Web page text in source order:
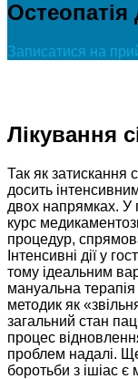
Записатися на
Лікування
Так як затискання
досить
двох напрямках. У
курс
процедур,
Інтенсивні дії у
тому ідеальним
мануальна терапія
методик як
загальний стан
процес
проблем надалі.
боротьби з ішіас є